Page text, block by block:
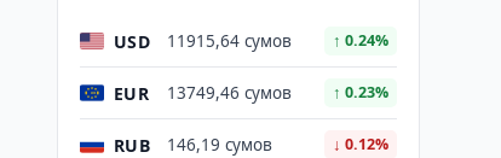
USD 11915,64 сумов ↑ 0.24%
EUR 13749,46 сумов ↑ 0.23%
RUB 146,19 сумов ↓ 0.12%